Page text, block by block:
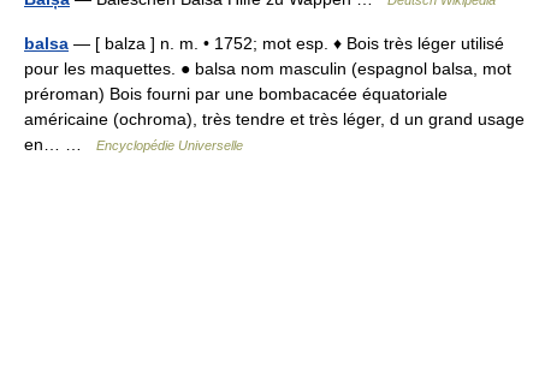
balsa — [ balza ] n. m. • 1752; mot esp. ♦ Bois très léger utilisé
pour les maquettes. ● balsa nom masculin (espagnol balsa, mot
préroman) Bois fourni par une bombacacée équatoriale
américaine (ochroma), très tendre et très léger, d un grand usage
en… …
Encyclopédie Universelle